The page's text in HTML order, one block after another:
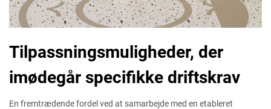
Tilpassningsmuligheder, der
imødegår specifikke driftskrav
En fremtrædende fordel ved at samarbejde med en etableret